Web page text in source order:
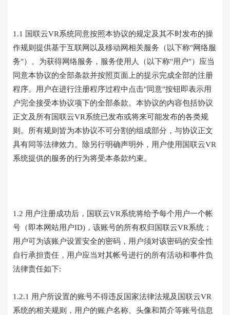
1.1 国联云VR系统同意按照本协议的规定及其不时发布的操
作规则提供基于互联网以及移动网相关服务（以下称"网络服
务"）。为获得网络服务，服务使用人（以下称"用户"）应当
同意本协议的全部条款并按照页面上的提示完成全部的注册
程序。用户在进行注册程序过程中点击"同意"按钮即表示用
户完全接受本协议项下的全部条款。本协议的内容包括协议
正文及所有国联云VR系统已发布或将来可能发布的各类规
则。所有规则皆为本协议不可分割的组成部分，与协议正文
具有同等法律效力。除另行明确声明外，用户使用国联云VR
系统提供的服务的行为将受本条款约束。
1.2 用户注册成功后，国联云VR系统将给予每个用户一个帐
号（即本网站用户ID)，该账号的所有权归国联云VR系统；
用户可为该账户设置安全的密码，用户须对该密码的安全性
自行承担责任，用户应当对其帐号进行的所有活动和事件负
法律责任如下:
1.2.1 用户所设置的账号不得违反国家法律法规及国联云VR
系统的相关规则，用户的账户名称、头像和简介等账号信息